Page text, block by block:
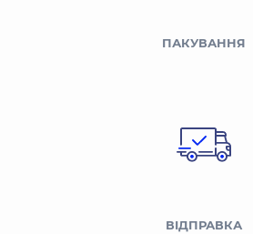
ПАКУВАННЯ
ВІДПРАВКА